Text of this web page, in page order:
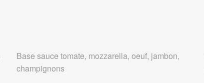
Base sauce tomate, mozzarella, oeuf, jambon,
champignons